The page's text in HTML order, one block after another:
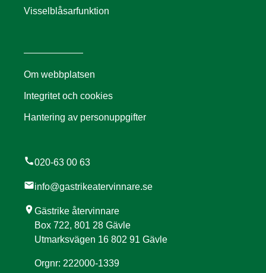
Visselblåsarfunktion
Om webbplatsen
Integritet och cookies
Hantering av personuppgifter
call020-63 00 63
mailinfo@gastrikeatervinnare.se
location_onGästrike återvinnare
Box 722, 801 28 Gävle
Utmarksvägen 16 802 91 Gävle
Orgnr: 222000-1339